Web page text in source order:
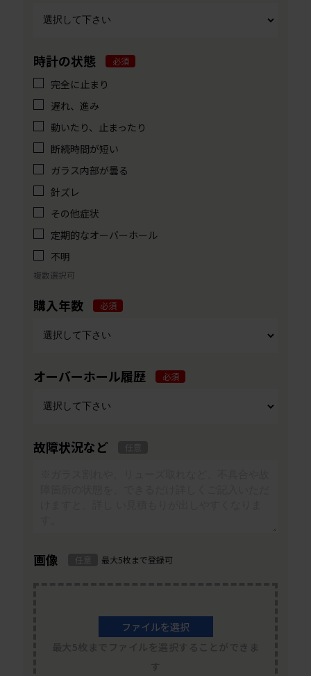
時計の状態 必須
完全に止まり
遅れ、進み
動いたり、止まったり
断続時間が短い
ガラス内部が曇る
針ズレ
その他症状
定期的なオーバーホール
不明
複数選択可
購入年数 必須
オーバーホール履歴 必須
故障状況など
画像 最大5枚まで登録可
ファイルを選択